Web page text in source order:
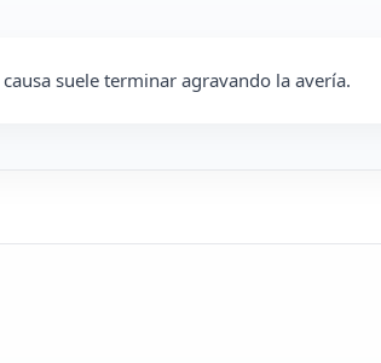
suele terminar agravando la avería.